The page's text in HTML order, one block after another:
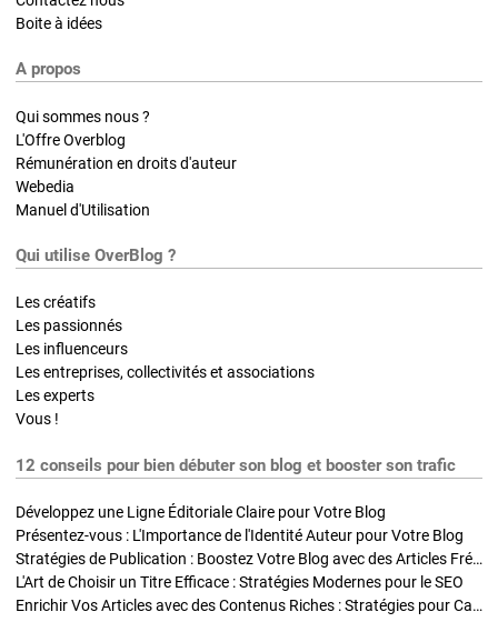
Boite à idées
A propos
Qui sommes nous ?
L'Offre Overblog
Rémunération en droits d'auteur
Webedia
Manuel d'Utilisation
Qui utilise OverBlog ?
Les créatifs
Les passionnés
Les influenceurs
Les entreprises, collectivités et associations
Les experts
Vous !
12 conseils pour bien débuter son blog et booster son trafic
Développez une Ligne Éditoriale Claire pour Votre Blog
Présentez-vous : L'Importance de l'Identité Auteur pour Votre Blog
Stratégies de Publication : Boostez Votre Blog avec des Articles Fréquents et Exclusifs
L'Art de Choisir un Titre Efficace : Stratégies Modernes pour le SEO
Enrichir Vos Articles avec des Contenus Riches : Stratégies pour Captiver et Optimiser